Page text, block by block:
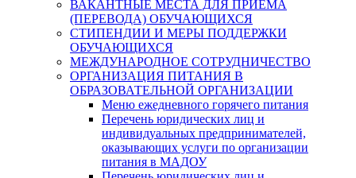
ВАКАНТНЫЕ МЕСТА ДЛЯ ПРИЕМА
(ПЕРЕВОДА) ОБУЧАЮЩИХСЯ
СТИПЕНДИИ И МЕРЫ ПОДДЕРЖКИ
ОБУЧАЮЩИХСЯ
МЕЖДУНАРОДНОЕ СОТРУДНИЧЕСТВО
ОРГАНИЗАЦИЯ ПИТАНИЯ В
ОБРАЗОВАТЕЛЬНОЙ ОРГАНИЗАЦИИ
Меню ежедневного горячего питания
Перечень юридических лиц и
индивидуальных предпринимателей,
оказывающих услуги по организации
питания в МАДОУ